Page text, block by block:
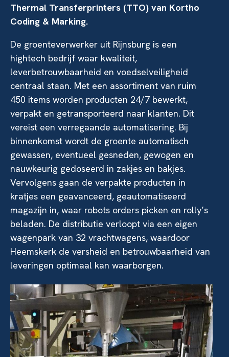
Thermal Transferprinters (TTO) van Kortho
Coding & Marking.
De groenteverwerker uit Rijnsburg is een
hightech bedrijf waar kwaliteit,
leverbetrouwbaarheid en voedselveiligheid
centraal staan. Met een assortiment van ruim
450 items worden producten 24/7 bewerkt,
verpakt en getransporteerd naar klanten. Dit
vereist een verregaande automatisering. Bij
binnenkomst wordt de groente automatisch
gewassen, eventueel gesneden, gewogen en
nauwkeurig gedoseerd in zakjes en bakjes.
Vervolgens gaan de verpakte producten in
kratjes een geavanceerd, geautomatiseerd
magazijn in, waar robots orders picken en rolly’s
beladen. De distributie verloopt via een eigen
wagenpark van 32 vrachtwagens, waardoor
Heemskerk de versheid en betrouwbaarheid van
leveringen optimaal kan waarborgen.